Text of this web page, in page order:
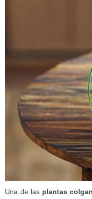
Una de las plantas